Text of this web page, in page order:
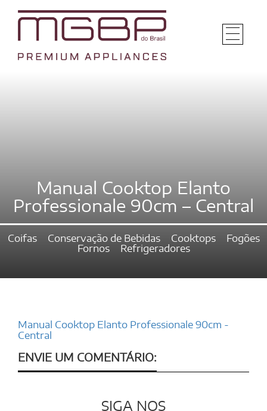
Manual Cooktop Elanto
Professionale 90cm – Central
Coifas Conservação de Bebidas Cooktops
Fogões
Fornos
Refrigeradores
Manual Cooktop Elanto Professionale 90cm -
Central
ENVIE UM COMENTÁRIO:
SIGA NOS